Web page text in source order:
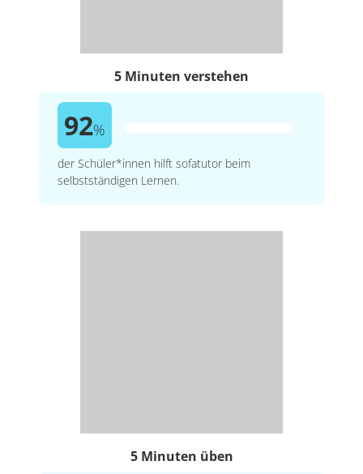
5 Minuten verstehen
92%
der Schüler*innen hilft sofatutor beim
selbstständigen Lernen.
5 Minuten üben